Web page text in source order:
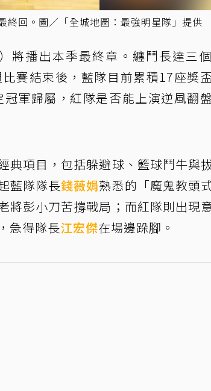
終回。圖／「全城地圖：最強明星隊」提供
將播出本季最終章。纏鬥長達三
賽結束後，藍隊目前累積17座獎
軍歸屬，紅隊是否能上演逆風翻
典項目，包括躲避球、籃球鬥牛與
藍隊隊長錢薇娟熟悉的「魔鬼教頭
將彭小刀苦撐戰局；而紅隊則出現
急得隊長江宏傑在場邊跺腳。